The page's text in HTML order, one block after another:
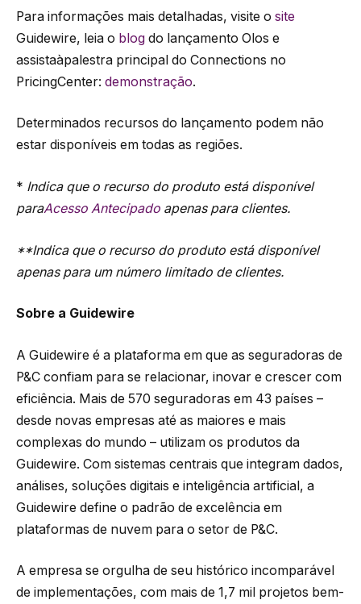
Para informações mais detalhadas, visite o site
Guidewire, leia o blog do lançamento Olos e
assistaàpalestra principal do Connections no
PricingCenter: demonstração.
Determinados recursos do lançamento podem não
estar disponíveis em todas as regiões.
* Indica que o recurso do produto está disponível
paraAcesso Antecipado apenas para clientes.
**Indica que o recurso do produto está disponível
apenas para um número limitado de clientes.
Sobre a Guidewire
A Guidewire é a plataforma em que as seguradoras de
P&C confiam para se relacionar, inovar e crescer com
eficiência. Mais de 570 seguradoras em 43 países –
desde novas empresas até as maiores e mais
complexas do mundo – utilizam os produtos da
Guidewire. Com sistemas centrais que integram dados,
análises, soluções digitais e inteligência artificial, a
Guidewire define o padrão de excelência em
plataformas de nuvem para o setor de P&C.
A empresa se orgulha de seu histórico incomparável
de implementações, com mais de 1,7 mil projetos bem-